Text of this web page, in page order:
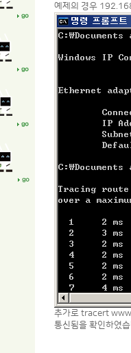
예제의 경우
추가로 tracert
통신됨을 확인하였